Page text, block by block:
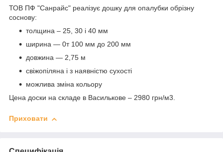
ТОВ ПФ "Санрайс" реалізує дошку для опалубки обрізну
соснову:
толщина – 25, 30 і 40 мм
ширина — 0т 100 мм до 200 мм
довжина — 2,75 м
свіжопіляна і з наявністю сухості
можлива зміна кольору
Цена доски на складе в Василькове – 2980 грн/м3.
Приховати